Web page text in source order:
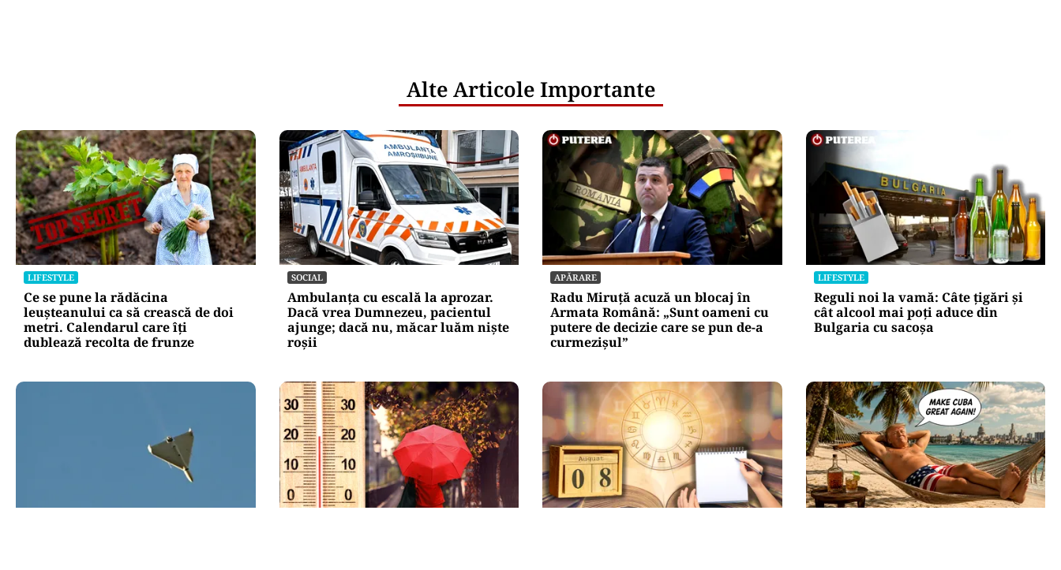
Alte Articole Importante
LIFESTYLE
Ce se pune la rădăcina
leușteanului ca să crească de doi
metri. Calendarul care îți
dublează recolta de frunze
SOCIAL
Ambulanța cu escală la aprozar.
Dacă vrea Dumnezeu, pacientul
ajunge; dacă nu, măcar luăm niște
roșii
APĂRARE
Radu Miruță acuză un blocaj în
Armata Română: „Sunt oameni cu
putere de decizie care se pun de-a
curmezișul”
LIFESTYLE
Reguli noi la vamă: Câte țigări și
cât alcool mai poți aduce din
Bulgaria cu sacoșa